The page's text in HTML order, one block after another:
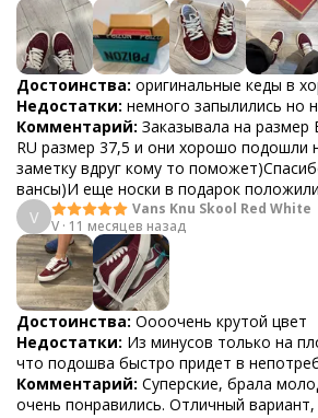
Достоинства: оригинальные кеды в
Недостатки: немного запылились но
Комментарий: Заказывала на размер
RU размер 37,5 и они хорошо подошли
заметку вдруг кому то
вансы)И еще носки в подарок
V
Vans Knu Skool Red White
V · 11 месяцев назад
Достоинства: Оооочень крутой цвет
Недостатки: Из минусов только на
что подошва быстро придет в
Комментарий: Суперские, брала
очень понравились. Отличный